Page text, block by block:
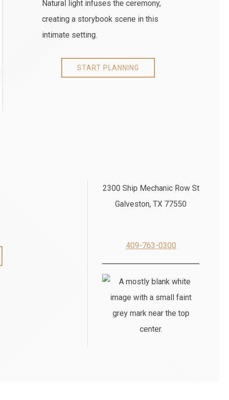
Natural light infuses the ceremony,
creating a storybook scene in this
intimate setting.
START PLANNING
2300 Ship Mechanic Row St
Galveston, TX 77550
409-763-0300